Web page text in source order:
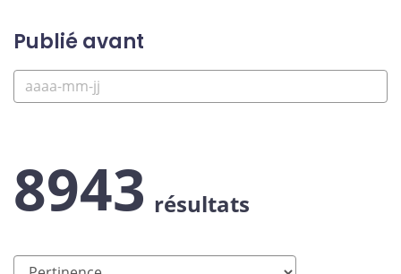
Publié avant
8943 résultats